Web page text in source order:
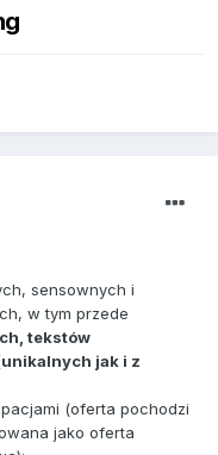
sensownych i
w tym przede
tekstów
jak i z
(oferta pochodzi
jako oferta